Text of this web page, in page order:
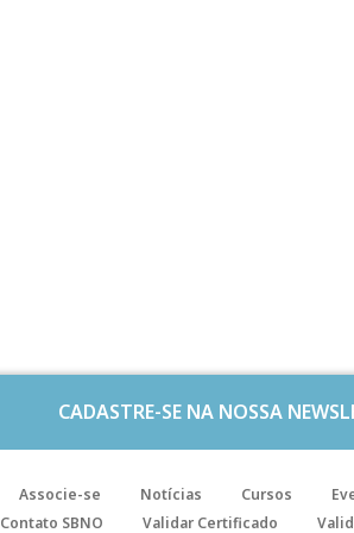
CADASTRE-SE NA NOSSA
Associe-se Notícias Cursos
Contato SBNO Validar Certificado